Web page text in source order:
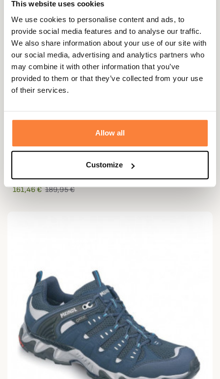
This website uses cookies
We use cookies to personalise content and ads, to
provide social media features and to analyse our traffic.
We also share information about your use of our site with
our social media, advertising and analytics partners who
may combine it with other information that you’ve
provided to them or that they’ve collected from your use
of their services.
Allow all
Customize
161,46 € 189,95 €